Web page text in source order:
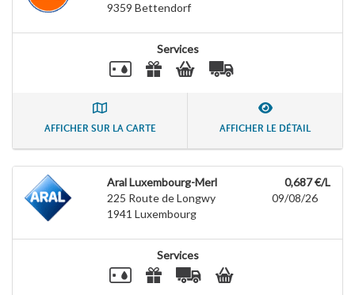
9359 Bettendorf
Services
AFFICHER SUR LA CARTE AFFICHER LE DÉTAIL
Aral Luxembourg-Merl
225 Route de Longwy
1941 Luxembourg
0,687 €/L
09/08/26
Services